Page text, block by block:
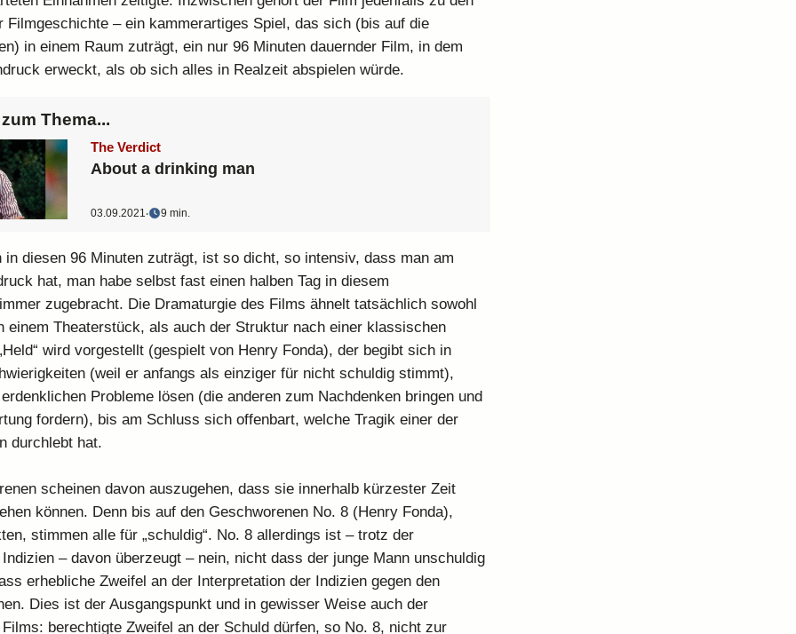
Filmgeschichte – ein kammerartiges Spiel, das sich (bis auf die
in einem Raum zuträgt, ein nur 96 Minuten dauernder Film, in dem
erweckt, als ob sich alles in Realzeit abspielen würde.
Thema...
The Verdict
About a drinking man
03.09.2021‧ 9 min.
diesen 96 Minuten zuträgt, ist so dicht, so intensiv, dass man am
hat, man habe selbst fast einen halben Tag in diesem
zugebracht. Die Dramaturgie des Films ähnelt tatsächlich sowohl
einem Theaterstück, als auch der Struktur nach einer klassischen
wird vorgestellt (gespielt von Henry Fonda), der begibt sich in
(weil er anfangs als einziger für nicht schuldig stimmt),
Probleme lösen (die anderen zum Nachdenken bringen und
fordern), bis am Schluss sich offenbart, welche Tragik einer der
durchlebt hat.
scheinen davon auszugehen, dass sie innerhalb kürzester Zeit
können. Denn bis auf den Geschworenen No. 8 (Henry Fonda),
stimmen alle für „schuldig“. No. 8 allerdings ist – trotz der
– davon überzeugt – nein, nicht dass der junge Mann unschuldig
erhebliche Zweifel an der Interpretation der Indizien gegen den
Dies ist der Ausgangspunkt und in gewisser Weise auch der
berechtigte Zweifel an der Schuld dürfen, so No. 8, nicht zur